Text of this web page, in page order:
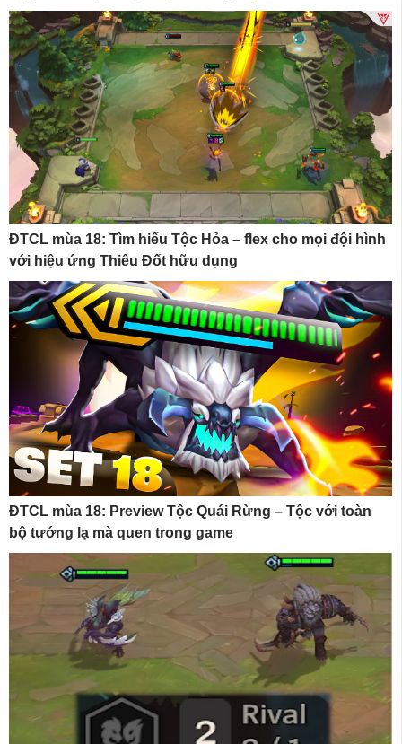
ĐTCL mùa 18: Tìm hiểu Tộc Hỏa – flex cho mọi đội hình
với hiệu ứng Thiêu Đốt hữu dụng
ĐTCL mùa 18: Preview Tộc Quái Rừng – Tộc với toàn
bộ tướng lạ mà quen trong game